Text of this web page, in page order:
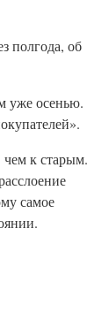
полгода, об
уже осенью.
чем к старым.
самое